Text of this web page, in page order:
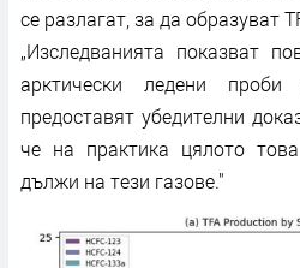
се разлагат, за да образуват
„Изследванията показват
арктически ледени
предоставят убедителни
че на практика цялото
дължи на тези газове."